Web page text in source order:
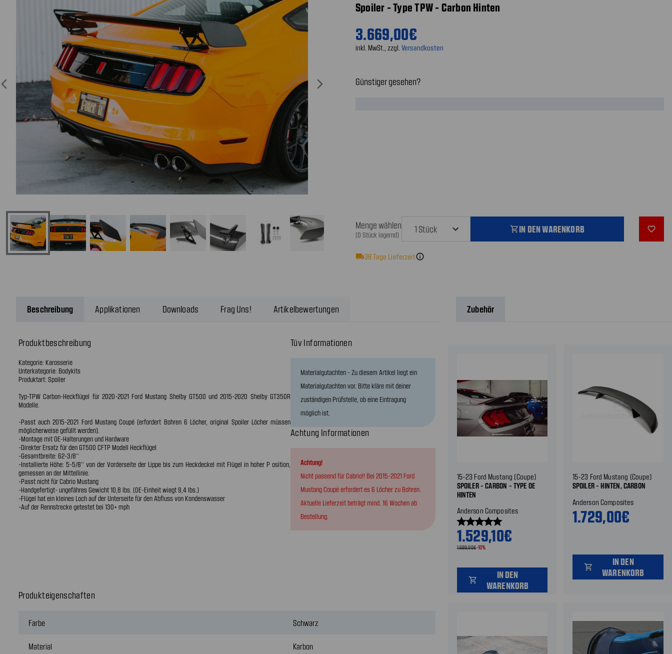
Spoiler - Type TPW - Carbon Hinten
3.669,00€
inkl. MwSt., zzgl. Versandkosten
Günstiger gesehen?
Menge wählen
(0 Stück lagernd)
shopping_cartIN DEN WARENKORB favorite_outline
local_shipping38Tage Lieferzeitinfo
Beschreibung Applikationen Downloads Frag Uns! Artikelbewertungen
Produktbeschreibung
Kategorie: Karosserie
Unterkategorie: Bodykits
Produktart: Spoiler
Typ-TPW Carbon-Heckflügel für 2020-2021 Ford Mustang Shelby GT500 und 2015-2020 Shelby GT350R
Modelle.
-Passt auch 2015-2021 Ford Mustang Coupé (erfordert Bohren 6 Löcher, original Spoiler Löcher müssen
möglicherweise gefüllt werden).
-Montage mit OE-Halterungen und Hardware
-Direkter Ersatz für den GT500 CFTP Modell Heckflügel
-Gesamtbreite: 62-3/8''
-Installierte Höhe: 5-5/8'' von der Vorderseite der Lippe bis zum Heckdeckel mit Flügel in hoher P osition,
gemessen an der Mittellinie.
-Passt nicht für Cabrio Mustang
-Handgefertigt- ungefähres Gewicht 10,8 lbs. (OE-Einheit wiegt 9,4 lbs.)
-Flügel hat ein kleines Loch auf der Unterseite für den Abfluss von Kondenswasser
-Auf der Rennstrecke getestet bei 130+ mph
Tüv Informationen
Materialgutachten - Zu diesem Artikel liegt ein
Materialgutachten vor. Bitte kläre mit deiner
zuständigen Prüfstelle, ob eine Eintragung
möglich ist.
Achtung Informationen
Achtung!
Nicht passend für Cabrio!! Bei 2015-2021 Ford
Mustang Coupé erfordert es 6 Löcher zu Bohren.
Aktuelle Lieferzeit beträgt mind. 16 Wochen ab
Bestellung.
Produkteigenschaften
Farbe Schwarz
Material Karbon
Zubehör
15-23 Ford Mustang (Coupe)
SPOILER - CARBON - TYPE OE
HINTEN
Anderson Composites
starstarstarstarstar
1.529,10€
1.699,00€-10%
shopping_cart
IN DEN
WARENKORB
15-23 Ford Mustang (Coupe)
SPOILER - HINTEN, CARBON
Anderson Composites
1.729,00€
shopping_cart
IN DEN
WARENKORB